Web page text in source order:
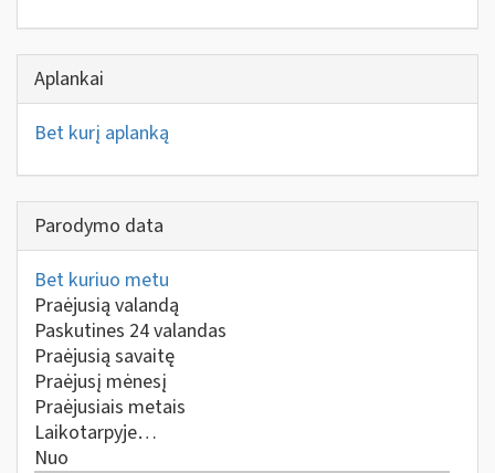
Aplankai
Bet kurį aplanką
Parodymo data
Bet kuriuo metu
Praėjusią valandą
Paskutines 24 valandas
Praėjusią savaitę
Praėjusį mėnesį
Praėjusiais metais
Laikotarpyje…
Nuo